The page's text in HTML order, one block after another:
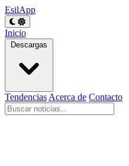
EsilApp
Inicio
Descargas
Tendencias Acerca de Contacto